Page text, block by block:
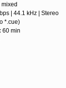
mixed
| 44.1 kHz | Stereo
*.cue)
60 min